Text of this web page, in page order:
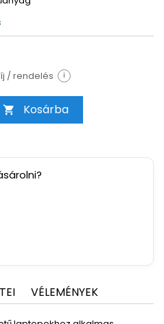
/ rendelés i
 Kosárba
VÉLEMÉNYEK